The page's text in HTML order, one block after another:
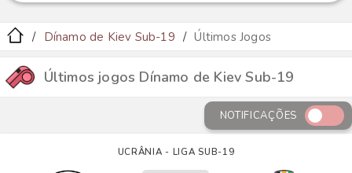
Dínamo de Kiev Sub-19 Últimos Jogos
Últimos jogos Dínamo de Kiev Sub-19
NOTIFICAÇÕES
UCRÂNIA - LIGA SUB-19